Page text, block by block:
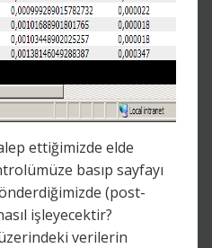
ettiğimizde elde
basıp sayfayı
(post-
işleyecektir?
verilerin